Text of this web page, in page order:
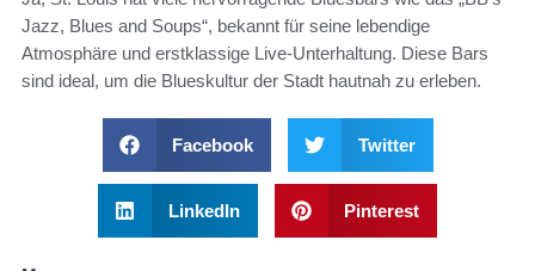
Jazz, Blues and Soups“, bekannt für seine lebendige
Atmosphäre und erstklassige Live-Unterhaltung. Diese Bars
sind ideal, um die Blueskultur der Stadt hautnah zu erleben.
Facebook Twitter
LinkedIn Pinterest